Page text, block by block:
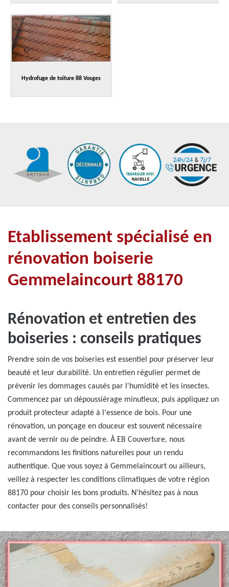
Hydrofuge de toiture 88 Vosges
Etablissement spécialisé en
rénovation boiserie
Gemmelaincourt 88170
Rénovation et entretien des
boiseries : conseils pratiques
Prendre soin de vos boiseries est essentiel pour préserver leur
beauté et leur durabilité. Un entretien régulier permet de
prévenir les dommages causés par l'humidité et les insectes.
Commencez par un dépoussiérage minutieux, puis appliquez un
produit protecteur adapté à l'essence de bois. Pour une
rénovation, un ponçage en douceur est souvent nécessaire
avant de vernir ou de peindre. À EB Couverture, nous
recommandons les finitions naturelles pour un rendu
authentique. Que vous soyez à Gemmelaincourt ou ailleurs,
veillez à respecter les conditions climatiques de votre région
88170 pour choisir les bons produits. N'hésitez pas à nous
contacter pour des conseils personnalisés!